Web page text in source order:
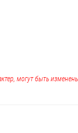
могут быть